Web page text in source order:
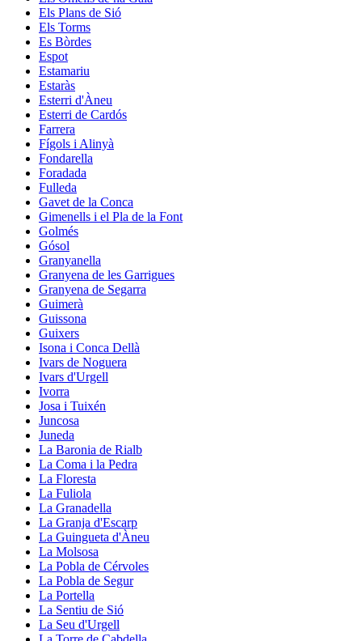
Els Plans de Sió
Els Torms
Es Bòrdes
Espot
Estamariu
Estaràs
Esterri d'Àneu
Esterri de Cardós
Farrera
Fígols i Alinyà
Fondarella
Foradada
Fulleda
Gavet de la Conca
Gimenells i el Pla de la Font
Golmés
Gósol
Granyanella
Granyena de les Garrigues
Granyena de Segarra
Guimerà
Guissona
Guixers
Isona i Conca Dellà
Ivars de Noguera
Ivars d'Urgell
Ivorra
Josa i Tuixén
Juncosa
Juneda
La Baronia de Rialb
La Coma i la Pedra
La Floresta
La Fuliola
La Granadella
La Granja d'Escarp
La Guingueta d'Àneu
La Molsosa
La Pobla de Cérvoles
La Pobla de Segur
La Portella
La Sentiu de Sió
La Seu d'Urgell